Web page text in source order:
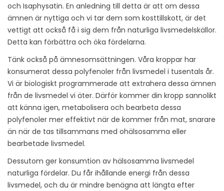
och Isaphysatin. En anledning till detta är att om dessa
ämnen är nyttiga och vi tar dem som kosttillskott, är det
vettigt att också få i sig dem från naturliga livsmedelskällor.
Detta kan förbättra och öka fördelarna.
Tänk också på ämnesomsättningen. Våra kroppar har
konsumerat dessa polyfenoler från livsmedel i tusentals år.
Vi är biologiskt programmerade att extrahera dessa ämnen
från de livsmedel vi äter. Därför kommer din kropp sannolikt
att känna igen, metabolisera och bearbeta dessa
polyfenoler mer effektivt när de kommer från mat, snarare
än när de tas tillsammans med ohälsosamma eller
bearbetade livsmedel.
Dessutom ger konsumtion av hälsosamma livsmedel
naturliga fördelar. Du får ihållande energi från dessa
livsmedel, och du är mindre benägna att längta efter